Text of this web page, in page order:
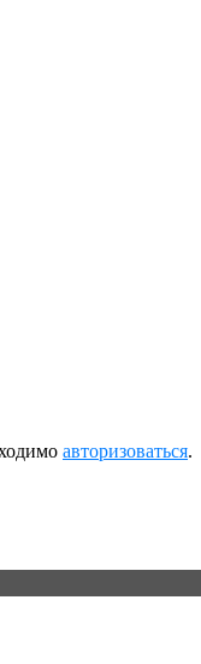
авторизоваться.